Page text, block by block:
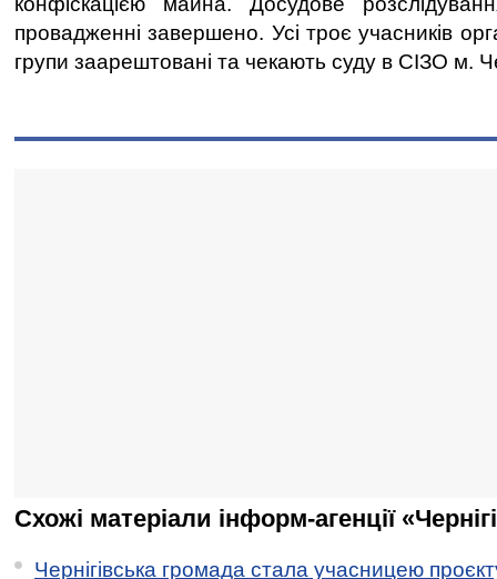
провадженні завершено. Усі троє учасників
групи заарештовані та чекають суду в СІЗО м.
Схожі матеріали інформ-агенції
Чернігівська громада стала учасницею